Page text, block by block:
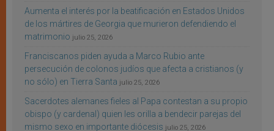
Aumenta el interés por la beatificación en Estados Unidos
de los mártires de Georgia que murieron defendiendo el
matrimonio julio 25, 2026
Franciscanos piden ayuda a Marco Rubio ante
persecución de colonos judíos que afecta a cristianos (y
no sólo) en Tierra Santa julio 25, 2026
Sacerdotes alemanes fieles al Papa contestan a su propio
obispo (y cardenal) quien les orilla a bendecir parejas del
mismo sexo en importante diócesis julio 25, 2026